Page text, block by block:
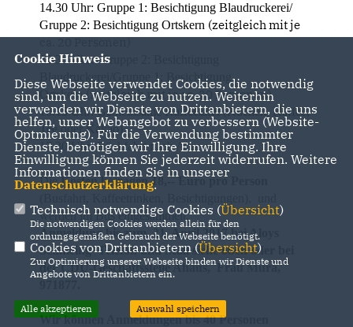
14.30 Uhr: Gruppe 1: Besichtigung Blaudruckerei/
Gruppe 2: Besichtigung Ortskern (zeitgleich mit je
ca. 20 Personen)
15.30 Uhr: Gruppe 2: Besichtigung
Blaudruckerei/Gruppe 1: Besichtigung
Ortskern(zeitgleich mit je ca. 20 Personen)
16.15 Uhr: Gemeinsame Kaffeetafel (Kuchen, Kaffee,
Tee oder Kakao)
17.30 Uhr: Rückfahrt nach Ahaus
DieKosten betragen 18,-- Euro pro Person
werden im Bus eingesammelt.
Anmeldung bis zum 21. April 2017bei Aloys
SchmeingTelefon und Mail siehe oben oder bei
der CDU-Geschäftsstelle Ahaus, Frau Mura,
Wir können Anmeldungen bis 40 Personen
Cookie Hinweis
Diese Webseite verwendet Cookies, die notwendig
sind, um die Webseite zu nutzen. Weiterhin
verwenden wir Dienste von Drittanbietern, die uns
helfen, unser Webangebot zu verbessern (Website-
Optmierung). Für die Verwendung bestimmter
Dienste, benötigen wir Ihre Einwilligung. Ihre
Einwilligung können Sie jederzeit widerrufen. Weitere
Informationen finden Sie in unserer
Datenschutzerklärung.
Technisch notwendige Cookies (Übersicht)
Die notwendigen Cookies werden allein für den
ordnungsgemäßen Gebrauch der Webseite benötigt.
Cookies von Drittanbietern (Übersicht)
Zur Optimierung unserer Webseite binden wir Dienste und
Angebote von Drittanbietern ein.
Alle akzeptieren Auswahl speichern